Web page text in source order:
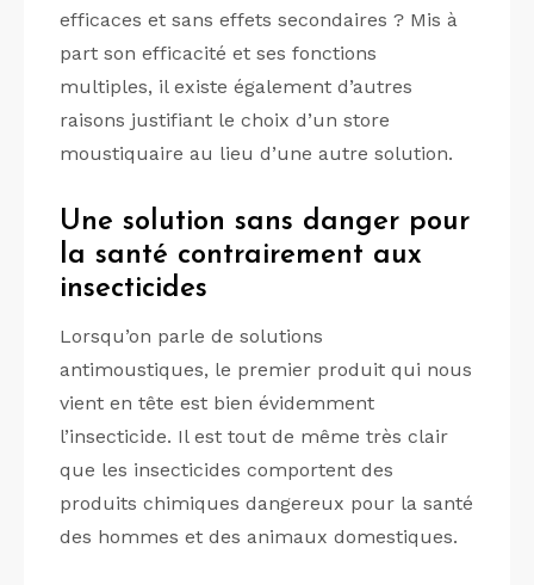
efficaces et sans effets secondaires ? Mis à
part son efficacité et ses fonctions
multiples, il existe également d’autres
raisons justifiant le choix d’un store
moustiquaire au lieu d’une autre solution.
Une solution sans danger pour
la santé contrairement aux
insecticides
Lorsqu’on parle de solutions
antimoustiques, le premier produit qui nous
vient en tête est bien évidemment
l’insecticide. Il est tout de même très clair
que les insecticides comportent des
produits chimiques dangereux pour la santé
des hommes et des animaux domestiques.